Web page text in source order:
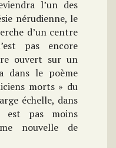
l’un des
nérudienne, le
d’un centre
pas encore
ouvert sur un
dans le poème
morts » du
échelle, dans
pas moins
nouvelle de